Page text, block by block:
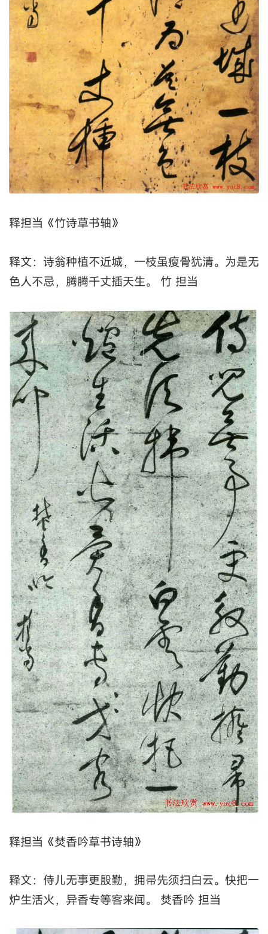
释担当《竹诗草书轴》
释文：诗翁种植不近城，一枝虽瘦骨犹清。为是无
色人不忌，腾腾千丈插天生。 竹 担当
释担当《焚香吟草书诗轴》
释文：侍儿无事更殷勤，拥帚先须扫白云。快把一
炉生活火，异香专等客来闻。 焚香吟 担当